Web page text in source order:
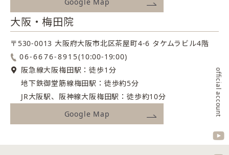
official account
大阪・梅田院
〒530-0013 大阪府大阪市北区茶屋町4-6 タケムラビル4階
06-6676-8915(10:00-19:00)
阪急線大阪梅田駅：徒歩1分
地下鉄御堂筋線梅田駅：徒歩約5分
JR大阪駅、阪神線大阪梅田駅：徒歩約10分
Google Map